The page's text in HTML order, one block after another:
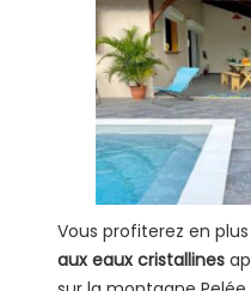
Vous profiterez en plus
aux eaux cristallines